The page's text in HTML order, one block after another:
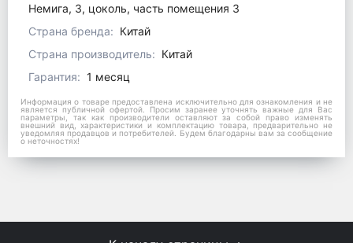
Немига, 3, цоколь, часть помещения 3
Страна бренда: Китай
Страна производитель: Китай
Гарантия: 1 месяц
Информация о товаре предоставлена исключительно для ознакомления и не
является публичной офертой. Просим заранее уточнять важные для Вас
параметры, так как производители оставляют за собой право изменять
внешний вид, характеристики и комплектацию товара, предварительно не
уведомляя продавцов и потребителей. Будем благодарны вам за сообщение
о неточностях!